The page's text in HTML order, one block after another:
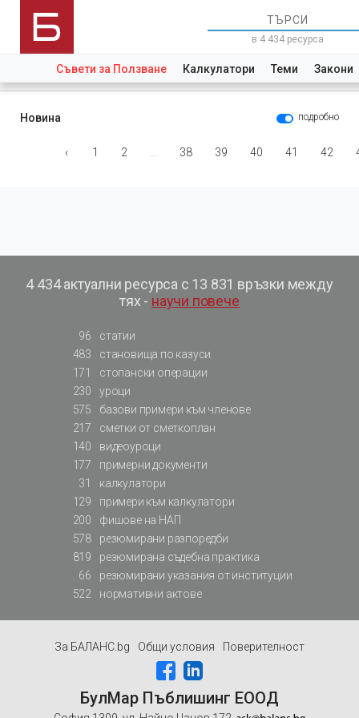
в 4 434 ресурса
Съвети за Ползване Калкулатори Теми Закони
Новина подробно
‹ 1 2 38 39 40 41 42
4 434 актуални ресурса с 13 831 връзки между
тях - научи повече
96
статии
483
становища по казуси
171
стопански операции
230
уроци
575
базови примери към членове
217
сметки от сметкоплан
140
видеоуроци
177
примерни документи
31
калкулатори
129
примери към калкулатори
200
фишове на НАП
578
резюмирани разпоредби
819
резюмирана съдебна практика
66
резюмирани указания от институции
522
нормативни актове
За БАЛАНС.bg Общи условия Поверителност
БулМар Пъблишинг ЕООД